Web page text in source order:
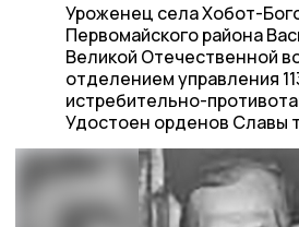
Уроженец села Хобот-
Первомайского района
Великой Отечественной
отделением управления
истребительно-
Удостоен орденов Славы